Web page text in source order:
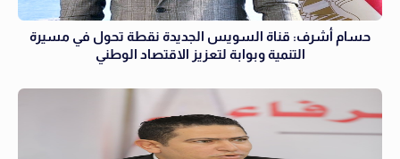
حسام أشرف: قناة السويس الجديدة نقطة تحول في مسيرة
التنمية وبوابة لتعزيز الاقتصاد الوطني